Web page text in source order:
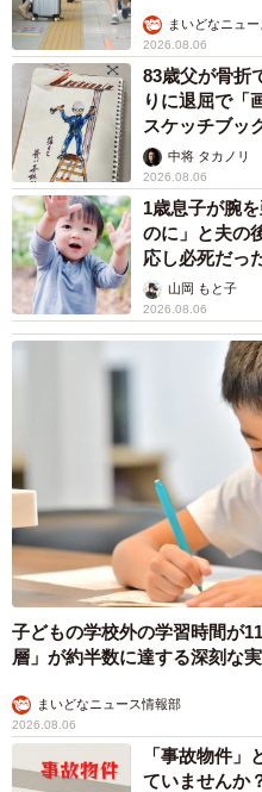
まいどなニュ
2026.08.06
83歳父が骨折
りに退屈で「
スケッチブッ
ますよ…」
中将 タカノリ
2026.08.06
1歳息子が腕
のに」と夫の
応し必死だっ
出し…山岡 もと子
2026.08.06
子どもの学校外の学習時間が
層」が約半数に達する深刻な
まいどなニュース情報部
2026.08.06
「事故物件
ていませんか